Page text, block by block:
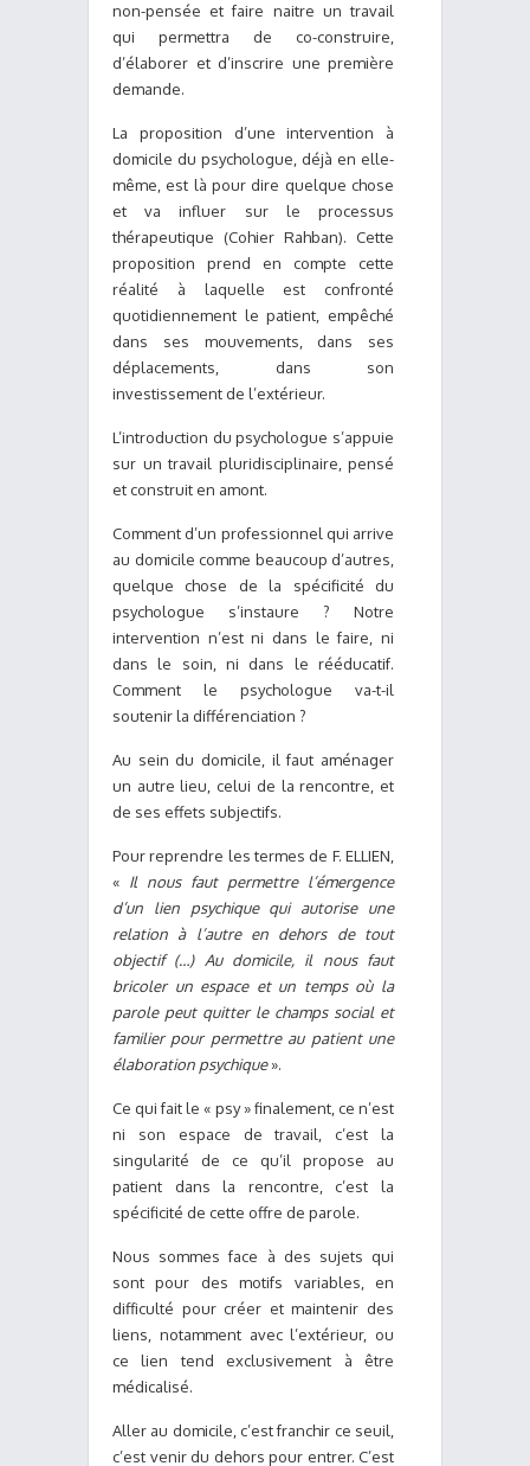
non-pensée et faire naitre un travail
qui permettra de co-construire,
d’élaborer et d’inscrire une première
demande.
La proposition d’une intervention à
domicile du psychologue, déjà en elle-
même, est là pour dire quelque chose
et va influer sur le processus
thérapeutique (Cohier Rahban). Cette
proposition prend en compte cette
réalité à laquelle est confronté
quotidiennement le patient, empêché
dans ses mouvements, dans ses
déplacements, dans son
investissement de l’extérieur.
L’introduction du psychologue s’appuie
sur un travail pluridisciplinaire, pensé
et construit en amont.
Comment d’un professionnel qui arrive
au domicile comme beaucoup d’autres,
quelque chose de la spécificité du
psychologue s’instaure ? Notre
intervention n’est ni dans le faire, ni
dans le soin, ni dans le rééducatif.
Comment le psychologue va-t-il
soutenir la différenciation ?
Au sein du domicile, il faut aménager
un autre lieu, celui de la rencontre, et
de ses effets subjectifs.
Pour reprendre les termes de F. ELLIEN,
« Il nous faut permettre l’émergence
d’un lien psychique qui autorise une
relation à l’autre en dehors de tout
objectif (…) Au domicile, il nous faut
bricoler un espace et un temps où la
parole peut quitter le champs social et
familier pour permettre au patient une
élaboration psychique».
Ce qui fait le « psy » finalement, ce n’est
ni son espace de travail, c’est la
singularité de ce qu’il propose au
patient dans la rencontre, c’est la
spécificité de cette offre de parole.
Nous sommes face à des sujets qui
sont pour des motifs variables, en
difficulté pour créer et maintenir des
liens, notamment avec l’extérieur, ou
ce lien tend exclusivement à être
médicalisé.
Aller au domicile, c’est franchir ce seuil,
c’est venir du dehors pour entrer. C’est